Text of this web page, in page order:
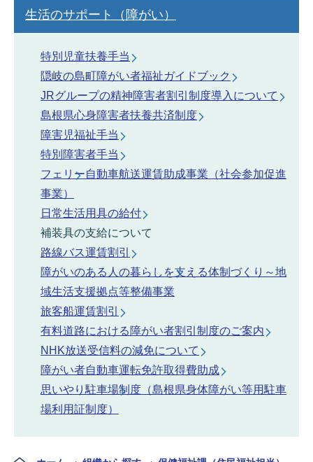
生活のサポート（障がい）
特別児童扶養手当
隠岐の島町障がい者福祉ガイドブック
JRグループの精神障害者割引制度導入について
島根県心身障害者扶養共済制度
障害児福祉手当
特別障害者手当
フェリー自動車航送運賃助成事業（社会参加促進
事業）
日常生活用具の給付
補装具の支給について
路線バス運賃割引
障がいのある人の暮らしを支える体制づくり～地
域生活支援拠点等整備事業
旅客船運賃割引
有料道路における障がい者割引制度のご案内
NHK放送受信料の減免について
障がい者自動車運転免許取得費助成
思いやり駐車場制度（島根県身体障がい等用駐車
場利用証制度）